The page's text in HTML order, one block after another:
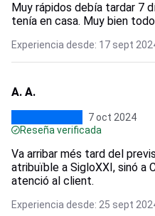
Muy rápidos debía tardar 7
tenía en casa. Muy bien
Experiencia desde: 17 sept
A. A.
7 oct 2024
Reseña verificada
Va arribar més tard del
atribuïble a SigloXXI, sinó a
atenció al client.
Experiencia desde: 25 sept